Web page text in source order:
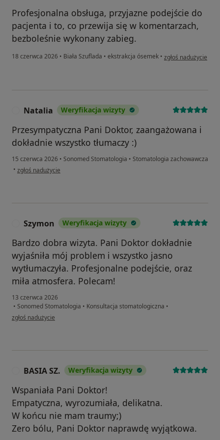
Profesjonalna obsługa, przyjazne podejście do
pacjenta i to, co przewija się w komentarzach,
bezboleśnie wykonany zabieg.
18 czerwca 2026 • Biała Szuflada • ekstrakcja ósemek • w opinii użytkownika
zgłoś nadużycie
Natalia Weryfikacja wizyty
Przesympatyczna Pani Doktor, zaangażowana i
dokładnie wszystko tłumaczy :)
15 czerwca 2026 • Sonomed Stomatologia • Stomatologia zachowawcza
• w opinii użytkownika Natalia
zgłoś nadużycie
Szymon Weryfikacja wizyty
Bardzo dobra wizyta. Pani Doktor dokładnie
wyjaśniła mój problem i wszystko jasno
wytłumaczyła. Profesjonalne podejście, oraz
miła atmosfera. Polecam!
13 czerwca 2026
• Sonomed Stomatologia • Konsultacja stomatologiczna •
w opinii użytkownika Szymon
zgłoś nadużycie
BASIA SZ. Weryfikacja wizyty
Wspaniała Pani Doktor!
Empatyczna, wyrozumiała, delikatna.
W końcu nie mam traumy;)
Zero bólu, Pani Doktor naprawdę wyjątkowa.